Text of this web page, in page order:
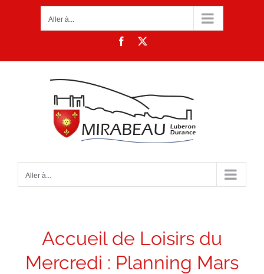
Aller à...
Facebook
Aller à...
Accueil de Loisirs du
Mercredi : Planning Mars